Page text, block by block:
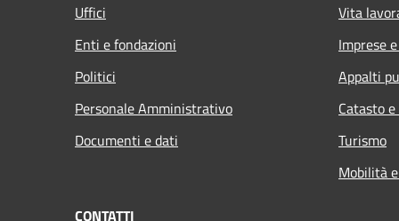
Uffici
Enti e fondazioni
Politici
Personale Amministrativo
Documenti e dati
Vita
Imprese
Appalti
Catasto
Turismo
Mobilità
CONTATTI